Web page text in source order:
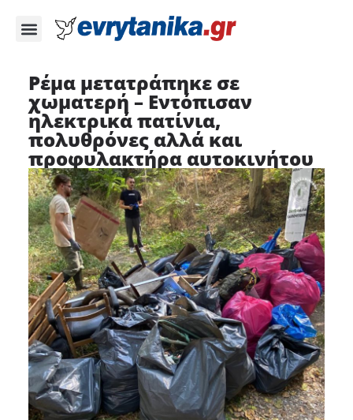
Ρέμα μετατράπηκε σε
χωματερή – Εντόπισαν
ηλεκτρικά πατίνια,
πολυθρόνες αλλά και
προφυλακτήρα αυτοκινήτου